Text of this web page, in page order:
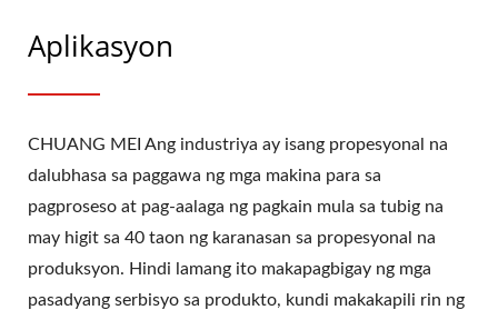
Aplikasyon
CHUANG MEI Ang industriya ay isang propesyonal na
dalubhasa sa paggawa ng mga makina para sa
pagproseso at pag-aalaga ng pagkain mula sa tubig na
may higit sa 40 taon ng karanasan sa propesyonal na
produksyon. Hindi lamang ito makapagbigay ng mga
pasadyang serbisyo sa produkto, kundi makakapili rin ng